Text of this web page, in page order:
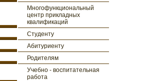
Многофункциональный
центр прикладных
квалификаций
Студенту
Абитуриенту
Родителям
Учебно - воспитательная
работа